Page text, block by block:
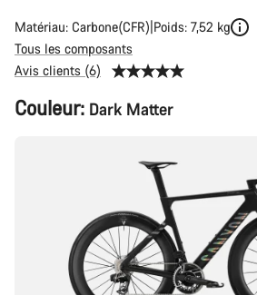
Matériau: Carbone(CFR) Poids: 7,52 kg
Tous les composants
Avis clients (6)
Configuration
du
Couleur: Dark Matter